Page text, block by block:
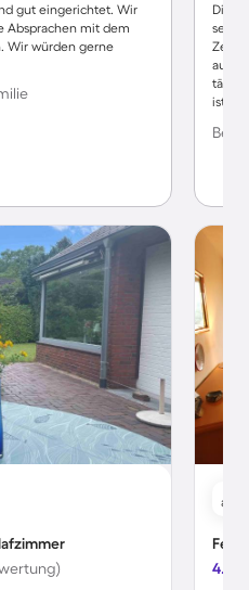
gut eingerichtet. Wir
Absprachen mit dem
Wir würden gerne
Die
sehr
ist
ab
4.9